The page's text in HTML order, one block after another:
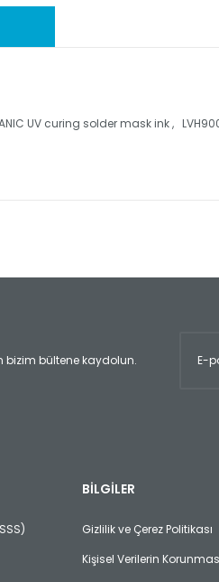
UV curing solder mask ink ,
bizim bültene kaydolun.
BİLGİLER
Gizlilik ve Çerez Politikası
Kişisel Verilerin